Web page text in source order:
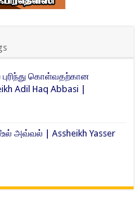
கொள்வதற்கான
Adil Haq Abbasi |
அவ்வல் | Assheikh Yasser